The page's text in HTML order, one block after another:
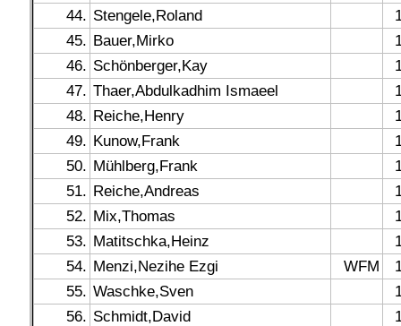
44. Stengele,Roland
45. Bauer,Mirko
46. Schönberger,Kay
47. Thaer,Abdulkadhim Ismaeel
48. Reiche,Henry
49. Kunow,Frank
50. Mühlberg,Frank
51. Reiche,Andreas
52. Mix,Thomas
53. Matitschka,Heinz
54. Menzi,Nezihe Ezgi WFM
55. Waschke,Sven
56. Schmidt,David